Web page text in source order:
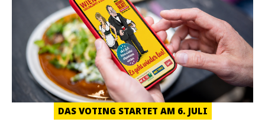
DAS VOTING STARTET AM 6. JULI